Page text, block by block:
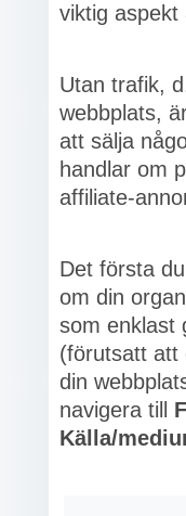
viktig aspekt
Utan trafik,
webbplats,
att sälja
handlar om
affiliate-
Det första
om din
som enklast
(förutsatt att
din
navigera till
Källa/